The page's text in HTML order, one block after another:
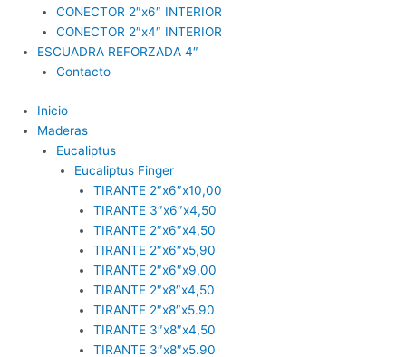
CONECTOR 2″x6″ INTERIOR
CONECTOR 2″x4″ INTERIOR
ESCUADRA REFORZADA 4″
Contacto
Inicio
Maderas
Eucaliptus
Eucaliptus Finger
TIRANTE 2″x6″x10,00
TIRANTE 3″x6″x4,50
TIRANTE 2″x6″x4,50
TIRANTE 2″x6″x5,90
TIRANTE 2″x6″x9,00
TIRANTE 2″x8″x4,50
TIRANTE 2″x8″x5.90
TIRANTE 3″x8″x4,50
TIRANTE 3″x8″x5.90